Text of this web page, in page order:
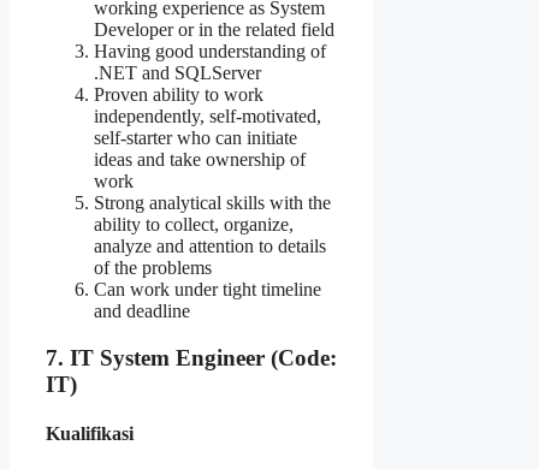
working experience as System
Developer or in the related field
Having good understanding of
.NET and SQLServer
Proven ability to work
independently, self-motivated,
self-starter who can initiate
ideas and take ownership of
work
Strong analytical skills with the
ability to collect, organize,
analyze and attention to details
of the problems
Can work under tight timeline
and deadline
7. IT System Engineer (Code:
IT)
Kualifikasi